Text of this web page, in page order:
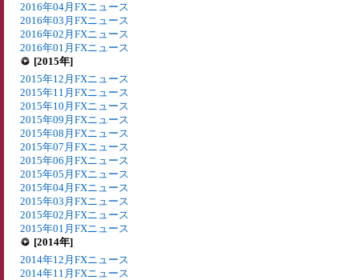
2016年04月FXニュース
2016年03月FXニュース
2016年02月FXニュース
2016年01月FXニュース
[2015年]
2015年12月FXニュース
2015年11月FXニュース
2015年10月FXニュース
2015年09月FXニュース
2015年08月FXニュース
2015年07月FXニュース
2015年06月FXニュース
2015年05月FXニュース
2015年04月FXニュース
2015年03月FXニュース
2015年02月FXニュース
2015年01月FXニュース
[2014年]
2014年12月FXニュース
2014年11月FXニュース